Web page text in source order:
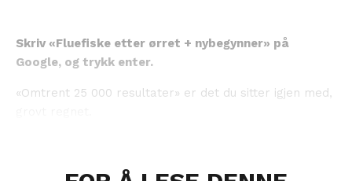
Skriv «Fluefiske etter ørret + nybegynner» på
Google, og trykk enter.
«Omtrent 25 000 resultater» er det du sitter igjen med,